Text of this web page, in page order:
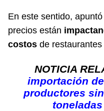
En este sentido,
precios están
costos de
NOTICIA
importación
productores